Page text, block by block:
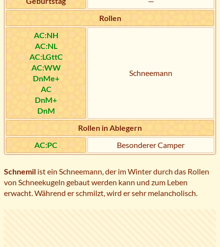
Rollen
AC:NH
AC:NL
AC:LGttC
AC:WW
DnMe+
AC
DnM+
DnM
Schneemann
Rollen in Ablegern
AC:PC
Besonderer Camper
Schnemil ist ein Schneemann, der im Winter durch das Rollen
von Schneekugeln gebaut werden kann und zum Leben
erwacht. Während er schmilzt, wird er sehr melancholisch.